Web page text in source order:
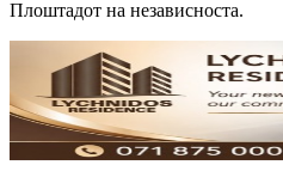
Плоштадот на независноста.